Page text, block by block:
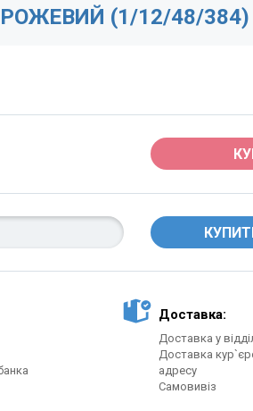
(1/12/48/384)
Доставка:
Доставка у
Доставка
адресу
Самовивіз